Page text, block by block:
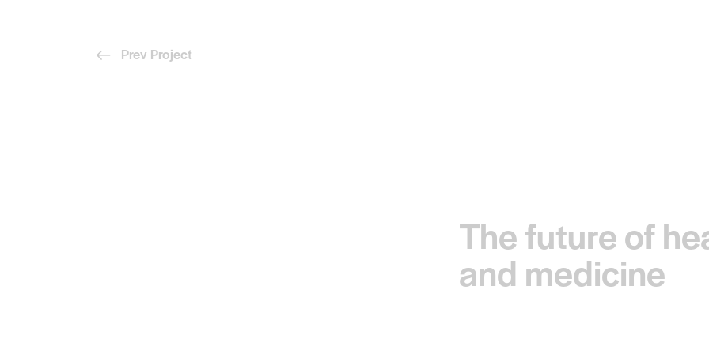
Prev Project
The future of
and medicine